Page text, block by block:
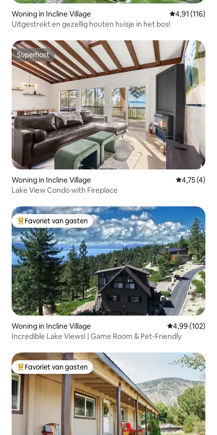
Woning in Incline Village Gemiddelde
4,91 (116)
Uitgestrekt en gezellig houten huisje in het bos!
Superhost
Superhost
Woning in Incline Village
4,75 (4)
Lake View Condo with Fireplace
Topfavoriet van gasten
Favoriet van gasten
Woning in Incline Village Gemiddelde
4,99 (102)
Incredible Lake Views! | Game Room & Pet-Friendly
Topfavoriet van gasten
Favoriet van gasten